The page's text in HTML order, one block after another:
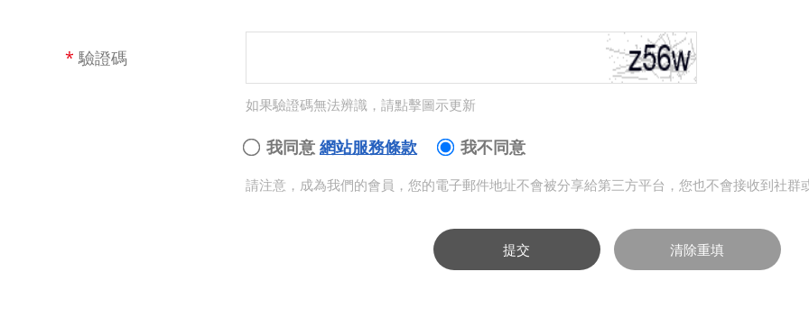
* 驗證碼
如果驗證碼無法辨識，請點擊圖示更新
我同意 網站服務條款 我不同意
請注意，成為我們的會員，您的電子郵件地址不會被分享給第三方平台，您也不會接收到社群
提交 清除重填